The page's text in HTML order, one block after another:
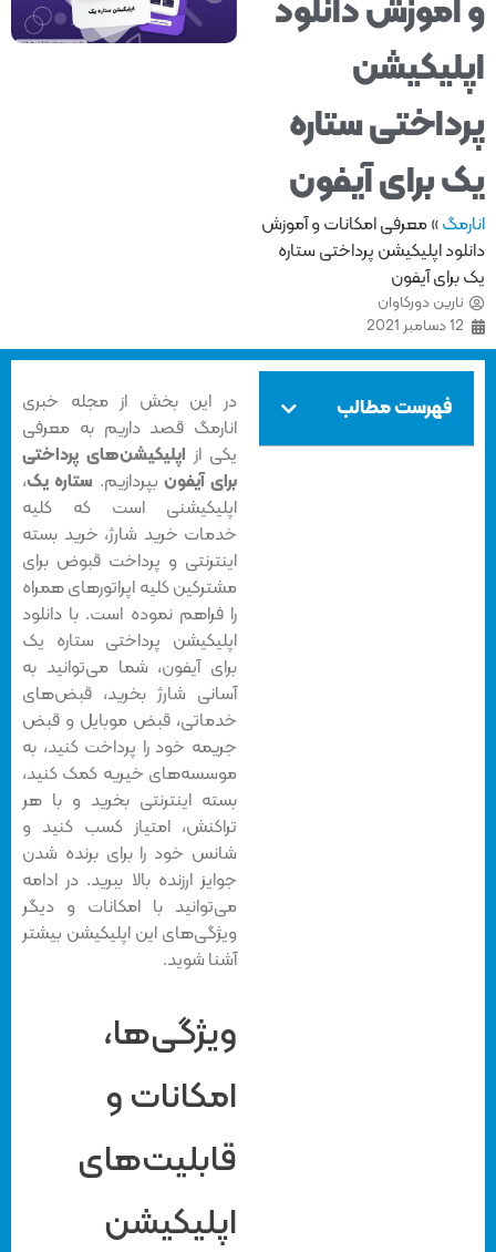
دانلود
ستاره
برای آیفون
»معرفی امکانات و آموزش
اپلیکیشن پرداختی ستاره
آیفون
نارین دورکاوان
12 دسامبر 2021
فهرست مطالب
در این بخش از مجله خبری
انارمگ قصد داریم به معرفی
یکی ازاپلیکیشن‌های پرداختی
برای آیفونبپردازیم.ستاره یک،
اپلیکیشنی است که کلیه
خدمات خرید شارژ، خرید بسته
اینترنتی و پرداخت قبوض برای
مشترکین کلیه اپراتورهای همراه
را فراهم نموده است. با دانلود
اپلیکیشن پرداختی ستاره یک
برای آیفون، شما می‌توانید به
آسانی شارژ بخرید، قبض‌های
خدماتی، قبض موبایل و قبض
جریمه خود را پرداخت کنید، به
موسسه‌های خیریه کمک کنید،
بسته اینترنتی بخرید و با هر
تراکنش، امتیاز کسب کنید و
شانس خود را برای برنده شدن
جوایز ارزنده بالا ببرید. در ادامه
می‌توانید با امکانات و دیگر
ویژگی‌های این اپلیکیشن بیشتر
آشنا شوید.
ویژگی‌ها،
امکانات و
قابلیت‌های
اپلیکیشن